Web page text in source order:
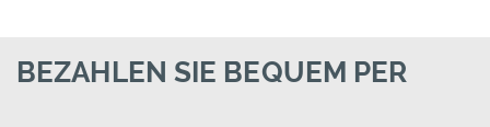
BEZAHLEN SIE BEQUEM PER